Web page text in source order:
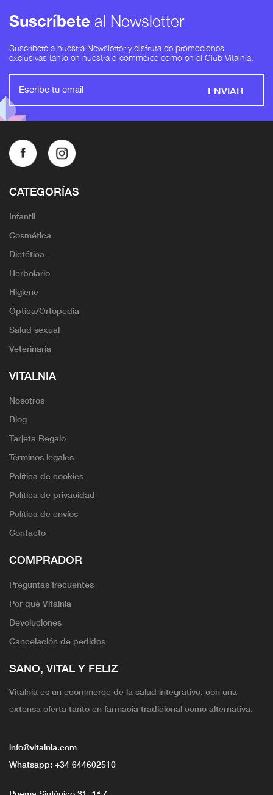
Suscríbete al Newsletter
Suscríbete a nuestra Newsletter y disfruta de promociones
exclusivas tanto en nuestra e-commerce como en el Club Vitalnia.
ENVIAR
CATEGORÍAS
Infantil
Cosmética
Dietética
Herbolario
Higiene
Óptica/Ortopedia
Salud sexual
Veterinaria
VITALNIA
Nosotros
Blog
Tarjeta Regalo
Términos legales
Política de cookies
Política de privacidad
Política de envíos
Contacto
COMPRADOR
Preguntas frecuentes
Por qué Vitalnia
Devoluciones
Cancelación de pedidos
SANO, VITAL Y FELIZ
Vitalnia es un ecommerce de la salud integrativo, con una
extensa oferta tanto en farmacia tradicional como alternativa.
info@vitalnia.com
Whatsapp: +34 644602510